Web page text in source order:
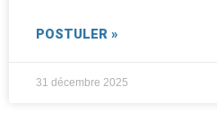
POSTULER »
31 décembre 2025